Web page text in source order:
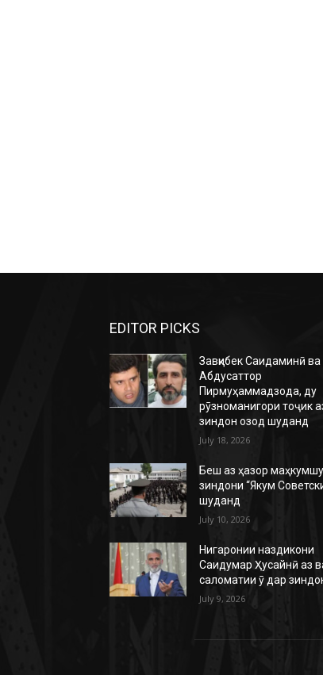
EDITOR PICKS
Завқибек Саидаминӣ ва
Абдусаттор
Пирмуҳаммадзода, ду
рӯзноманигори тоҷик
зиндон озод шуданд
July 18, 2026
Беш аз ҳазор
зиндони “Якум
шуданд
July 10, 2026
Нигаронии наздикони
Саидумар Ҳусайнӣ аз
саломатии ӯ дар
July 9, 2026